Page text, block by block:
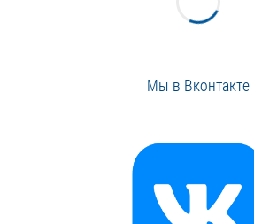
Мы в Вконтакте